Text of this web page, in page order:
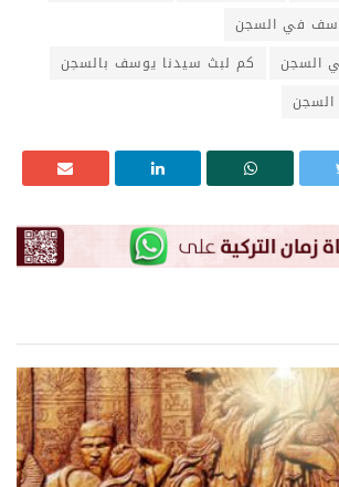
في السجن
كم لبث سيدنا يوسف بالسجن